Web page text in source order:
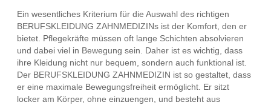
Ein wesentliches Kriterium für die Auswahl des richtigen
BERUFSKLEIDUNG ZAHNMEDIZINs ist der Komfort, den er
bietet. Pflegekräfte müssen oft lange Schichten absolvieren
und dabei viel in Bewegung sein. Daher ist es wichtig, dass
ihre Kleidung nicht nur bequem, sondern auch funktional ist.
Der BERUFSKLEIDUNG ZAHNMEDIZIN ist so gestaltet, dass
er eine maximale Bewegungsfreiheit ermöglicht. Er sitzt
locker am Körper, ohne einzuengen, und besteht aus